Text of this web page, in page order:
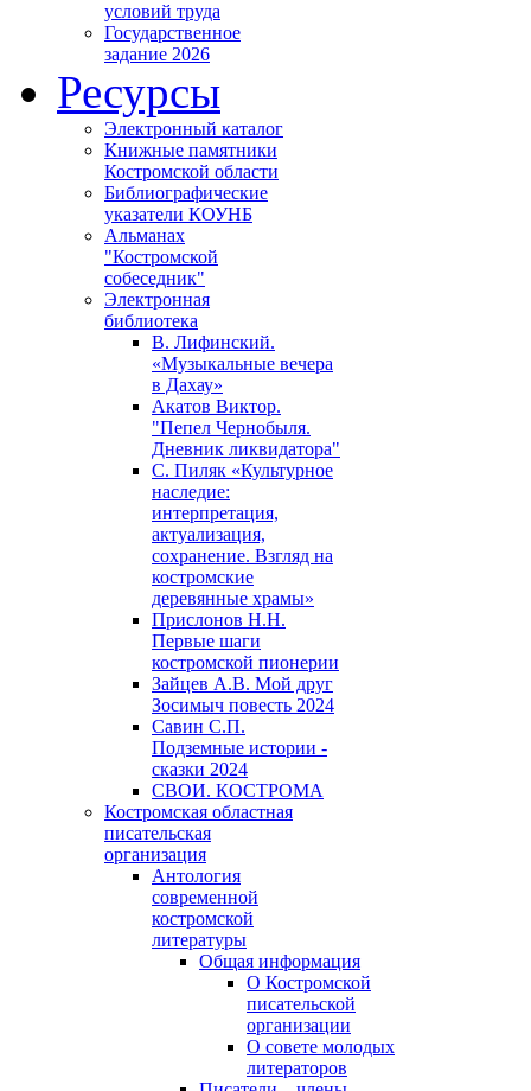
условий труда
Государственное
задание 2026
Ресурсы
Электронный каталог
Книжные памятники
Костромской области
Библиографические
указатели КОУНБ
Альманах
"Костромской
собеседник"
Электронная
библиотека
В. Лифинский.
«Музыкальные вечера
в Дахау»
Акатов Виктор.
"Пепел Чернобыля.
Дневник ликвидатора"
С. Пиляк «Культурное
наследие:
интерпретация,
актуализация,
сохранение. Взгляд на
костромские
деревянные храмы»
Прислонов Н.Н.
Первые шаги
костромской пионерии
Зайцев А.В. Мой друг
Зосимыч повесть 2024
Савин С.П.
Подземные истории -
сказки 2024
СВОИ. КОСТРОМА
Костромская областная
писательская
организация
Антология
современной
костромской
литературы
Общая информация
О Костромской
писательской
организации
О совете молодых
литераторов